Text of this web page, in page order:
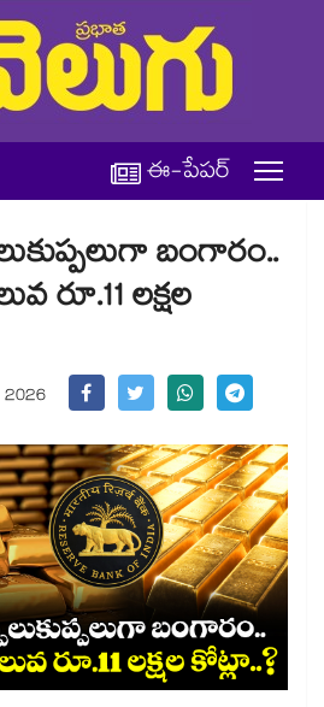
ఈ-పేపర్
బంగారం..
రూ.11 లక్షల
2026